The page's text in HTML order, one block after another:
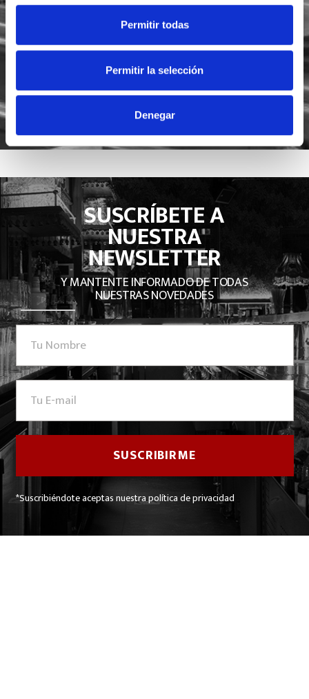
Permitir todas
Permitir la selección
Denegar
SUSCRÍBETE A
NUESTRA
NEWSLETTER
Y MANTENTE INFORMADO DE TODAS
NUESTRAS NOVEDADES
*Suscribiéndote aceptas nuestra política de privacidad